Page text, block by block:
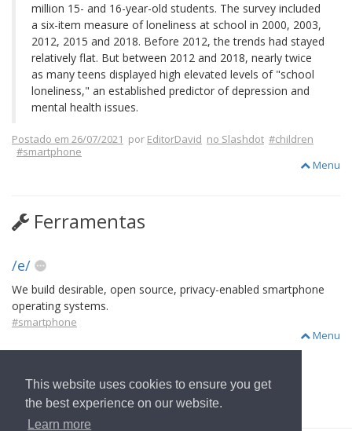
This website uses cookies to ensure you get
the best experience on our website.
Learn more
million 15- and 16-year-old students. The survey included
a six-item measure of loneliness at school in 2000, 2003,
2012, 2015 and 2018. Before 2012, the trends had stayed
relatively flat. But between 2012 and 2018, nearly twice
as many teens displayed high elevated levels of "school
loneliness," an established predictor of depression and
mental health issues.
Postado em 26/07/2021 por EditorDavid no Slashdot #children
#smartphone
Menu
Ferramentas
/e/
We build desirable, open source, privacy-enabled smartphone
operating systems.
#smartphone
Menu
voltar para Página Inicial